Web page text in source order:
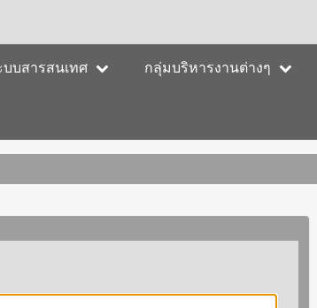
บบสารสนเทศ กลุ่มบริหารงานต่างๆ